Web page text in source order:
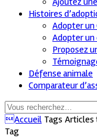
Histoires
Adopter un
Adopter un
Proposez
Défense animale
Comparateur
Accueil Tags Articles
Tag